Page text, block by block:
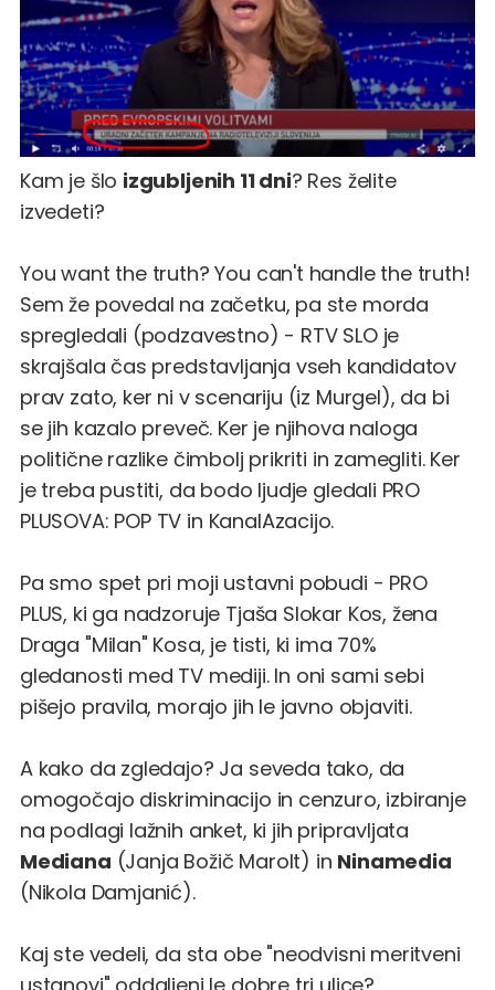
Kam je šlo izgubljenih 11 dni? Res želite
izvedeti?
You want the truth? You can't handle the truth!
Sem že povedal na začetku, pa ste morda
spregledali (podzavestno) - RTV SLO je
skrajšala čas predstavljanja vseh kandidatov
prav zato, ker ni v scenariju (iz Murgel), da bi
se jih kazalo preveč. Ker je njihova naloga
politične razlike čimbolj prikriti in zamegliti. Ker
je treba pustiti, da bodo ljudje gledali PRO
PLUSOVA: POP TV in KanalAzacijo.
Pa smo spet pri moji ustavni pobudi - PRO
PLUS, ki ga nadzoruje Tjaša Slokar Kos, žena
Draga "Milan" Kosa, je tisti, ki ima 70%
gledanosti med TV mediji. In oni sami sebi
pišejo pravila, morajo jih le javno objaviti.
A kako da zgledajo? Ja seveda tako, da
omogočajo diskriminacijo in cenzuro, izbiranje
na podlagi lažnih anket, ki jih pripravljata
Mediana (Janja Božič Marolt) in Ninamedia
(Nikola Damjanić).
Kaj ste vedeli, da sta obe "neodvisni meritveni